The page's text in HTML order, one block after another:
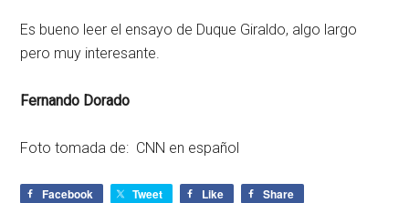
Es bueno leer el ensayo de Duque Giraldo, algo largo
pero muy interesante.
Fernando Dorado
Foto tomada de: CNN en español
Facebook Tweet Like
Share